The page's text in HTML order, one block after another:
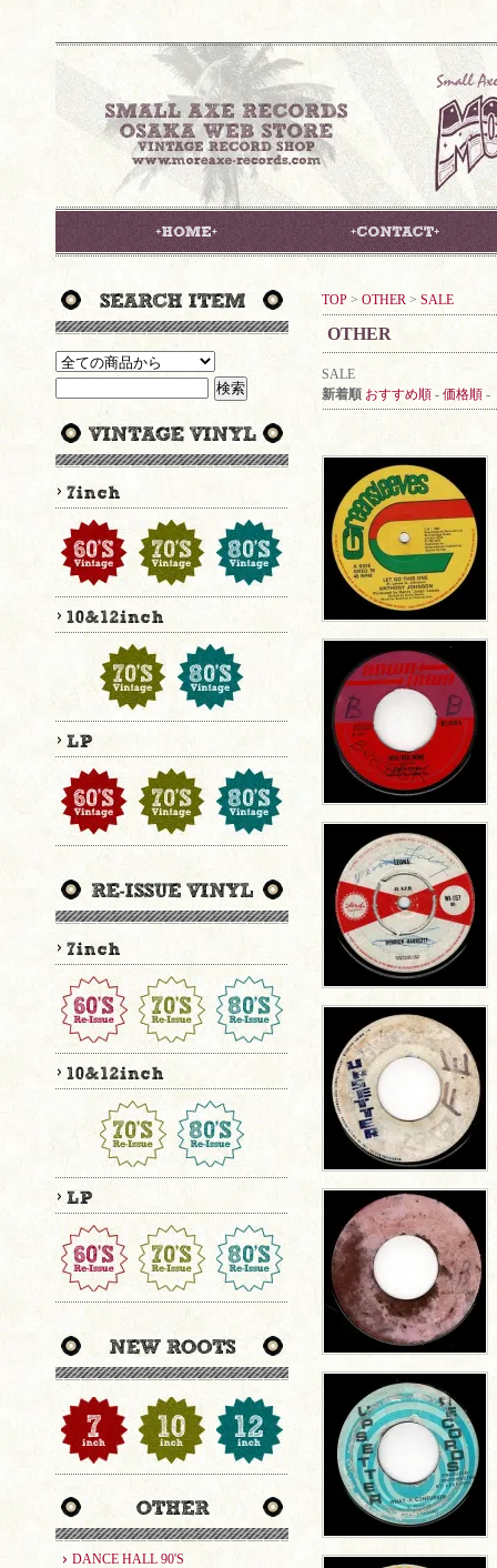
DANCE HALL 90'S
TOP > OTHER > SALE
OTHER
SALE
新着順 おすすめ順 - 価格順 -